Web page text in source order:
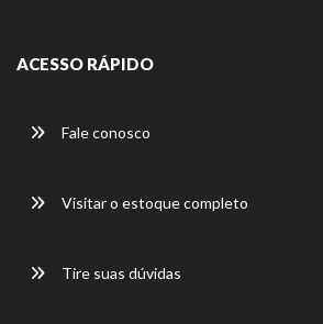
ACESSO RÁPIDO
Fale conosco
Visitar o estoque completo
Tire suas dúvidas